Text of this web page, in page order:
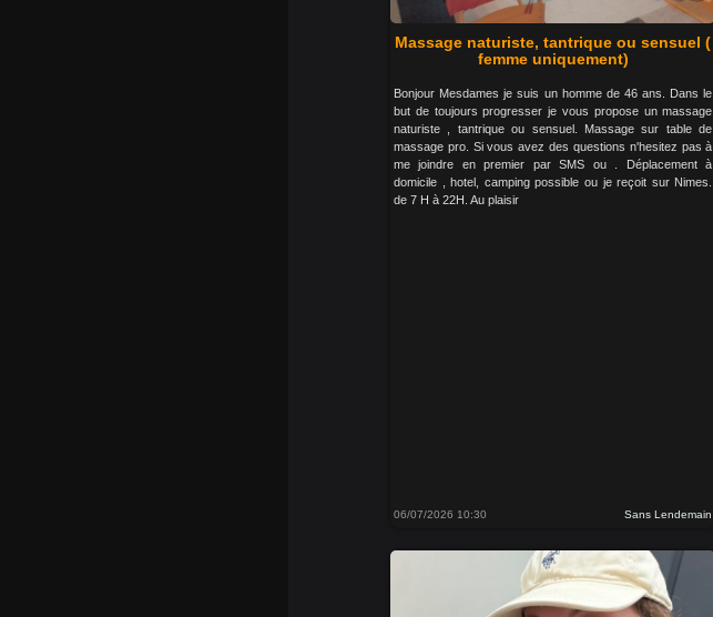
Massage naturiste, tantrique ou sensuel (
femme uniquement)
Bonjour Mesdames je suis un homme de 46 ans. Dans le
but de toujours progresser je vous propose un massage
naturiste , tantrique ou sensuel. Massage sur table de
massage pro. Si vous avez des questions n'hesitez pas à
me joindre en premier par SMS ou . Déplacement à
domicile , hotel, camping possible ou je reçoit sur Nimes.
de 7 H à 22H. Au plaisir
06/07/2026 10:30 Sans Lendemain